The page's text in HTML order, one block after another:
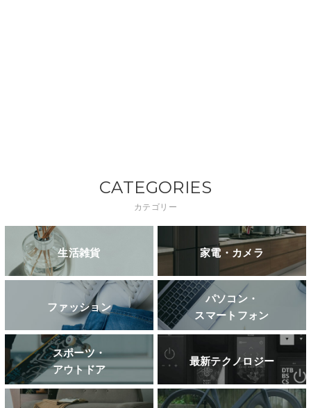
CATEGORIES
カテゴリー
生活雑貨 家電・カメラ
ファッション
パソコン・
スマートフォン
スポーツ・
アウトドア
最新テクノロジー